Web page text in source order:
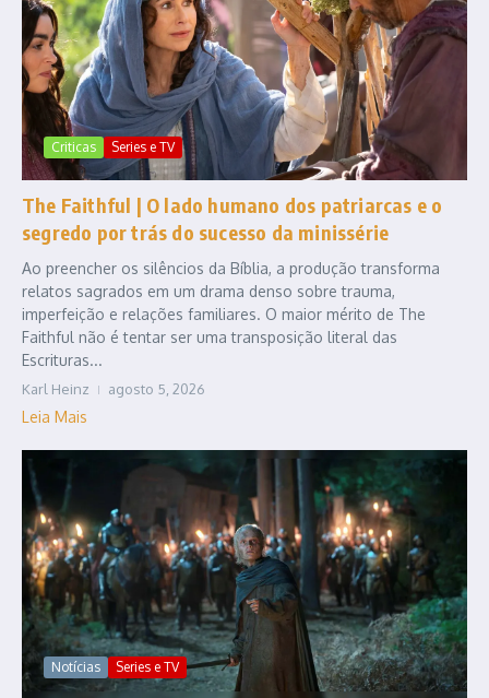
Criticas Series e TV
The Faithful | O lado humano dos patriarcas e o
segredo por trás do sucesso da minissérie
Ao preencher os silêncios da Bíblia, a produção transforma
relatos sagrados em um drama denso sobre trauma,
imperfeição e relações familiares. O maior mérito de The
Faithful não é tentar ser uma transposição literal das
Escrituras...
Karl Heinz agosto 5, 2026
Leia Mais
Notícias Series e TV